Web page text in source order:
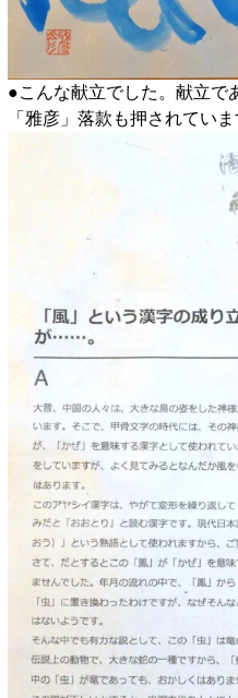
●こんな献立でした。献立で
「雅彦」落款も押されてい